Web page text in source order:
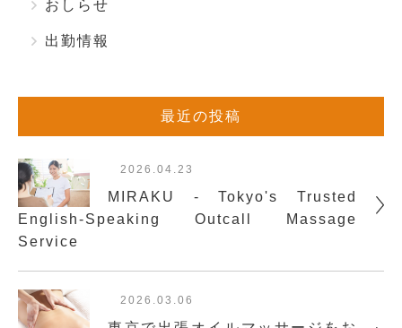
おしらせ
出勤情報
最近の投稿
2026.04.23
MIRAKU - Tokyo's Trusted
English-Speaking Outcall Massage
Service
2026.03.06